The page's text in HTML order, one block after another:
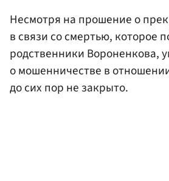
Несмотря на прошение о
в связи со смертью, которое
родственники Вороненкова,
о мошенничестве в
до сих пор не закрыто.